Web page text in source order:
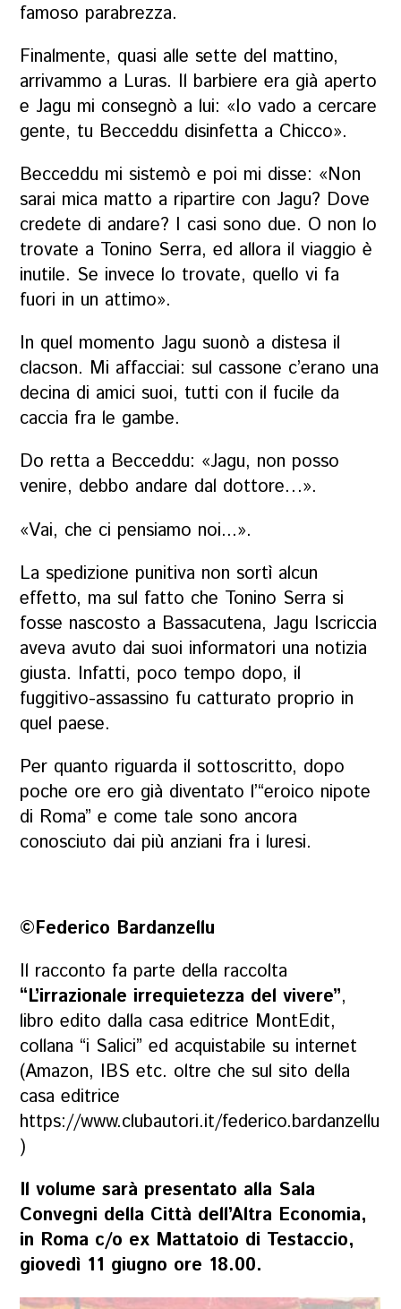
famoso parabrezza.
Finalmente, quasi alle sette del mattino,
arrivammo a Luras. Il barbiere era già aperto
e Jagu mi consegnò a lui: «Io vado a cercare
gente, tu Becceddu disinfetta a Chicco».
Becceddu mi sistemò e poi mi disse: «Non
sarai mica matto a ripartire con Jagu? Dove
credete di andare? I casi sono due. O non lo
trovate a Tonino Serra, ed allora il viaggio è
inutile. Se invece lo trovate, quello vi fa
fuori in un attimo».
In quel momento Jagu suonò a distesa il
clacson. Mi affacciai: sul cassone c’erano una
decina di amici suoi, tutti con il fucile da
caccia fra le gambe.
Do retta a Becceddu: «Jagu, non posso
venire, debbo andare dal dottore…».
«Vai, che ci pensiamo noi...».
La spedizione punitiva non sortì alcun
effetto, ma sul fatto che Tonino Serra si
fosse nascosto a Bassacutena, Jagu Iscriccia
aveva avuto dai suoi informatori una notizia
giusta. Infatti, poco tempo dopo, il
fuggitivo-assassino fu catturato proprio in
quel paese.
Per quanto riguarda il sottoscritto, dopo
poche ore ero già diventato l’“eroico nipote
di Roma” e come tale sono ancora
conosciuto dai più anziani fra i luresi.
©Federico Bardanzellu
Il racconto fa parte della raccolta
“L’irrazionale irrequietezza del vivere”,
libro edito dalla casa editrice MontEdit,
collana “i Salici” ed acquistabile su internet
(Amazon, IBS etc. oltre che sul sito della
casa editrice
https://www.clubautori.it/federico.bardanzellu
)
Il volume sarà presentato alla Sala
Convegni della Città dell’Altra Economia,
in Roma c/o ex Mattatoio di Testaccio,
giovedì 11 giugno ore 18.00.